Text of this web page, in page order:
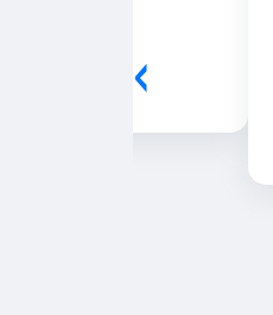
Laucio
Uma gráfica
profissional
‹